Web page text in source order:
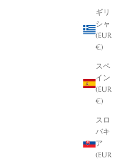
ギリ
シャ
(EUR
€)
スペ
イン
(EUR
€)
スロ
バキ
ア
(EUR